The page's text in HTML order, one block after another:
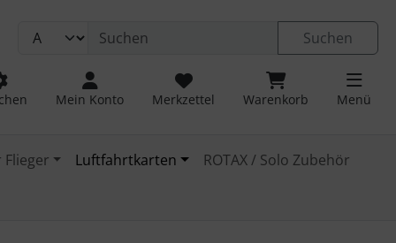
Suchen
Mein Konto Merkzettel Warenkorb Menü
Luftfahrtkarten ROTAX / Solo Zubehör